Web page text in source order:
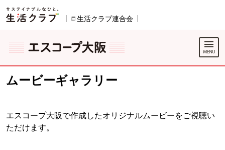
ページの先頭です。
生活クラブ連合会
ここからサイト内共通メニューです。
サイト内共通メニューをスキップする
サイト内共通メニューここまで。
ムービーギャラリー
エスコープ大阪で作成したオリジナルムービーをご視聴い
ただけます。